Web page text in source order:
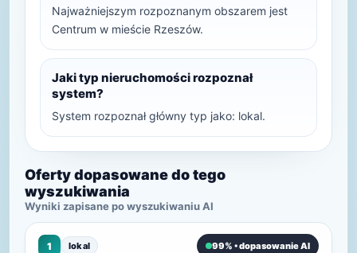
Najważniejszym rozpoznanym obszarem jest
Centrum w mieście Rzeszów.
Jaki typ nieruchomości rozpoznał
system?
System rozpoznał główny typ jako: lokal.
Oferty dopasowane do tego
wyszukiwania
Wyniki zapisane po wyszukiwaniu AI
1 lokal 99% • dopasowanie AI